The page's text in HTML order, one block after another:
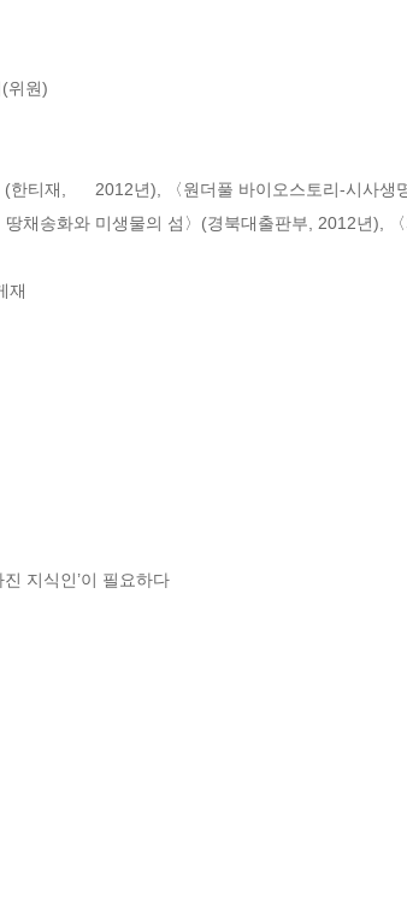
위원)
티재,      2012년), 〈원더풀 바이오스토리-시사생
채송화와 미생물의 섬〉(경북대출판부, 2012년),
재
진 지식인’이 필요하다